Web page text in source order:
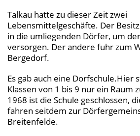
Talkau hatte zu dieser Zeit zwei
Lebensmittelgeschäfte. Der
in die umliegenden Dörfer, um
versorgen. Der andere fuhr zum
Bergedorf.
Es gab auch eine Dorfschule.Hier
Klassen von 1 bis 9 nur ein Raum
1968 ist die Schule geschlossen,
fahren seitdem zur
Breitenfelde.